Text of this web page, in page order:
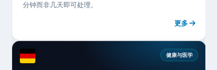
分钟而非几天即可处理。
更多
健康与医学